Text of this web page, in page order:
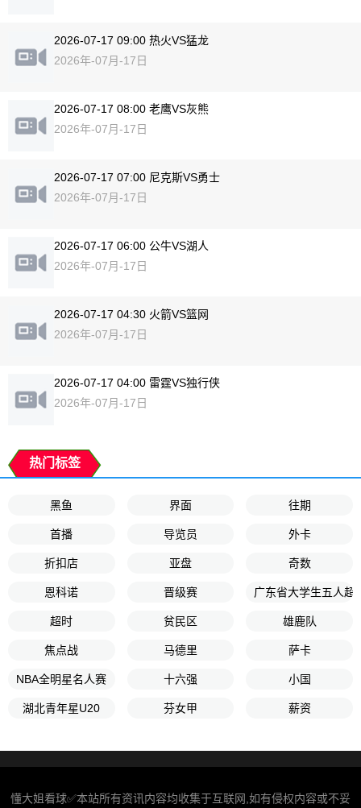
2026-07-17 09:00 热火VS猛龙
2026年-07月-17日
2026-07-17 08:00 老鹰VS灰熊
2026年-07月-17日
2026-07-17 07:00 尼克斯VS勇士
2026年-07月-17日
2026-07-17 06:00 公牛VS湖人
2026年-07月-17日
2026-07-17 04:30 火箭VS篮网
2026年-07月-17日
2026-07-17 04:00 雷霆VS独行侠
2026年-07月-17日
热门标签
黑鱼 界面 往期
首播 导览员 外卡
折扣店 亚盘 奇数
恩科诺 晋级赛 广东省大学生五人超
超时 贫民区 雄鹿队
焦点战 马德里 萨卡
NBA全明星名人赛 十六强 小国
湖北青年星U20 芬女甲 薪资
懂大姐看球✅本站所有资讯内容均收集于互联网,如有侵权内容或不妥